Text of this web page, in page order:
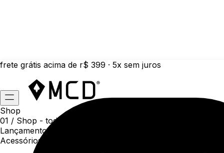
frete grátis acima de r$ 399 · 5x sem juros
Shop
01 / Shop - todas as categorias da coleção atual
Lançamentos da semana
Acessórios